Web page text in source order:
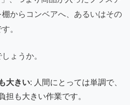
からコンベアへ、あるいはその
。
ょうか。
大きい: 人間にとっては単調で、
担も大きい作業です。